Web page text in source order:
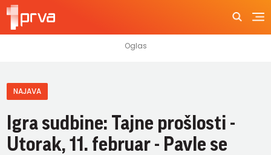
NAJAVA
Igra sudbine: Tajne prošlosti -
Utorak, 11. februar - Pavle se